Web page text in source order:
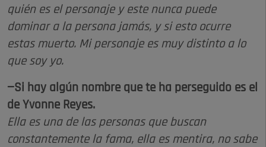
quién es el personaje y este nunca puede
dominar a la persona jamás, y si esto ocurre
estas muerto. Mi personaje es muy distinto a lo
que soy yo.
—Si hay algún nombre que te ha perseguido es el
de Yvonne Reyes.
Ella es una de las personas que buscan
constantemente la fama, ella es mentira, no sabe